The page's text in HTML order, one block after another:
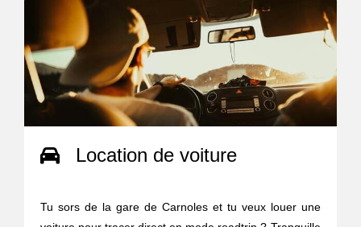
Location de voiture
Tu sors de la gare de Carnoles et tu veux louer une